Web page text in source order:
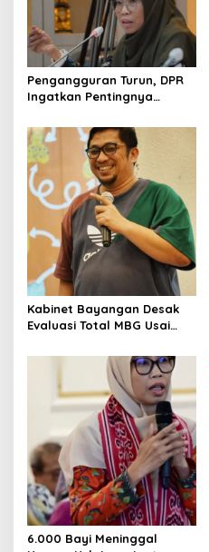
t
i
o
n
Pengangguran Turun, DPR
Ingatkan Pentingnya
yang Layak
Kabinet Bayangan Desak
Evaluasi Total MBG Usai
Massal
6.000 Bayi Meninggal